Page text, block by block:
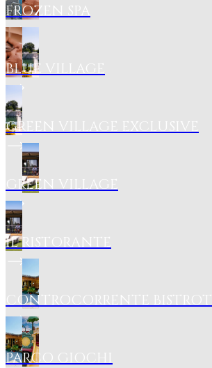
FROZEN SPA
BLUE VILLAGE
GREEN VILLAGE EXCLUSIVE
GREEN VILLAGE
IL RISTORANTE
CONTROCORRENTE BISTROT
PARCO GIOCHI